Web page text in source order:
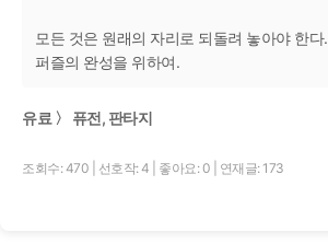
모든 것은 원래의 자리로 되돌려 놓아야 한다.
퍼즐의 완성을 위하여.
유료 〉 퓨전, 판타지
조회수: 470 선호작: 4 좋아요: 0 연재글: 173